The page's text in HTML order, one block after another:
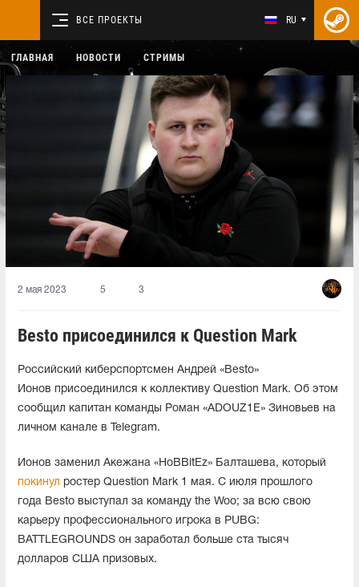
ВСЕ ПРОЕКТЫ RU
ГЛАВНАЯ НОВОСТИ СТРИМЫ
2 мая 2023 5 3
Besto присоединился к Question Mark
Российский киберспортсмен Андрей «Besto»
Ионов присоединился к коллективу Question Mark. Об этом
сообщил капитан команды Роман «ADOUZ1E» Зиновьев на
личном канале в Telegram.
Ионов заменил Акежана «HoBBitEz» Балташева, который
покинул ростер Question Mark 1 мая. С июля прошлого
года Besto выступал за команду the Woo; за всю свою
карьеру профессионального игрока в PUBG:
BATTLEGROUNDS он заработал больше ста тысяч
долларов США призовых.